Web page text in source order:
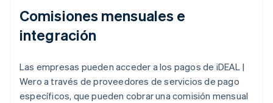
Comisiones mensuales e
integración
Las empresas pueden acceder a los pagos de iDEAL |
Wero a través de proveedores de servicios de pago
específicos, que pueden cobrar una comisión mensual